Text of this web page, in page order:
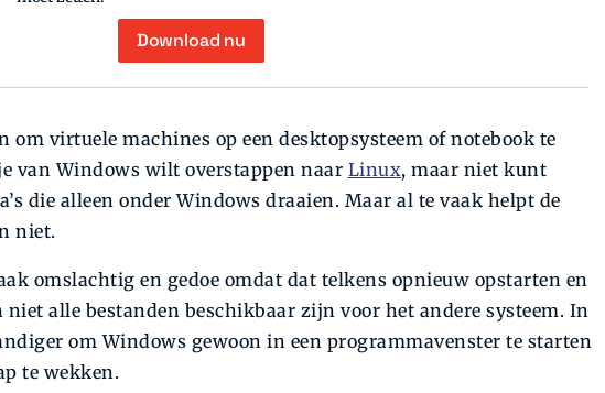
Download nu
om virtuele machines op een desktopsysteem of notebook te
van Windows wilt overstappen naar Linux, maar niet kunt
die alleen onder Windows draaien. Maar al te vaak helpt de
niet.
omslachtig en gedoe omdat dat telkens opnieuw opstarten en
alle bestanden beschikbaar zijn voor het andere systeem. In
om Windows gewoon in een programmavenster te starten
te wekken.